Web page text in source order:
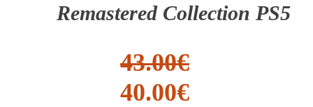
Remastered Collection PS5
43.00€
Izvorna
40.00€Trenutna